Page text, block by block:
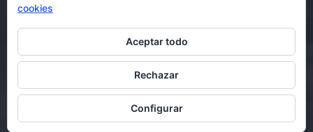
Abogados en Dos Hermanas 08/07/2026
cookies
Aceptar todo
Rechazar
Configurar